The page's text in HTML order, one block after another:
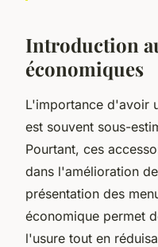
Introduction
économiques
L'importance d'avoir
est souvent sous-
Pourtant, ces
dans l'amélioration
présentation des
économique permet
l'usure tout en